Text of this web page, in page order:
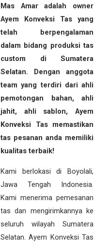
Mas Amar adalah owner
Ayem Konveksi Tas yang
telah berpengalaman
dalam bidang produksi tas
custom di Sumatera
Selatan. Dengan anggota
team yang terdiri dari ahli
pemotongan bahan, ahli
jahit, ahli sablon, Ayem
Konveksi Tas memastikan
tas pesanan anda memiliki
kualitas terbaik!
Kami berlokasi di Boyolali,
Jawa Tengah Indonesia.
Kami menerima pemesanan
tas dan mengirimkannya ke
seluruh wilayah Sumatera
Selatan. Ayem Konveksi Tas